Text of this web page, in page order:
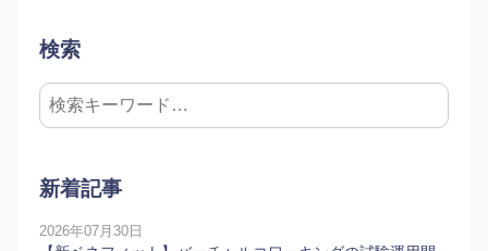
検索
新着記事
2026年07月30日